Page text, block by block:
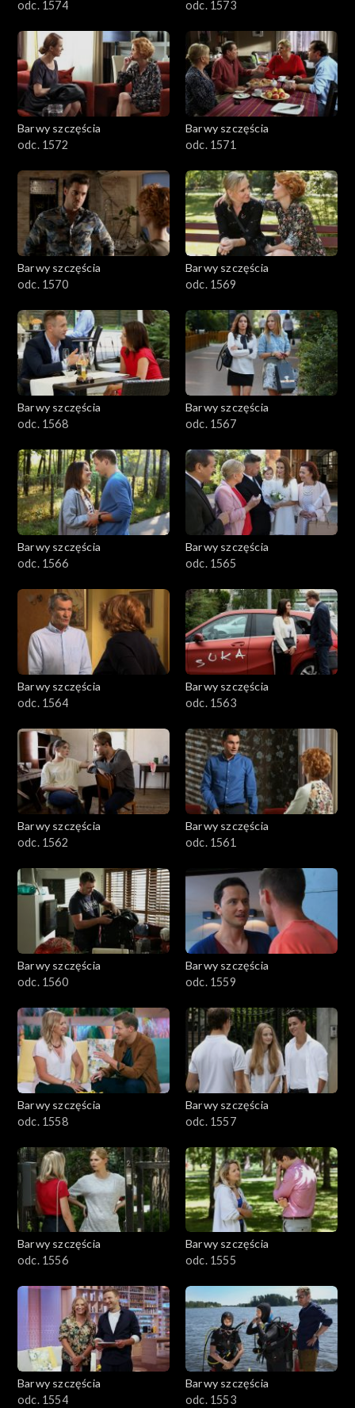
odc. 1574 odc. 1573
Barwy szczęścia
odc. 1572
Barwy szczęścia
odc. 1571
Barwy szczęścia
odc. 1570
Barwy szczęścia
odc. 1569
Barwy szczęścia
odc. 1568
Barwy szczęścia
odc. 1567
Barwy szczęścia
odc. 1566
Barwy szczęścia
odc. 1565
Barwy szczęścia
odc. 1564
Barwy szczęścia
odc. 1563
Barwy szczęścia
odc. 1562
Barwy szczęścia
odc. 1561
Barwy szczęścia
odc. 1560
Barwy szczęścia
odc. 1559
Barwy szczęścia
odc. 1558
Barwy szczęścia
odc. 1557
Barwy szczęścia
odc. 1556
Barwy szczęścia
odc. 1555
Barwy szczęścia
odc. 1554
Barwy szczęścia
odc. 1553